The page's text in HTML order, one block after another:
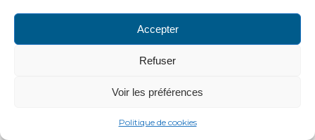
Accepter
Refuser
Voir les préférences
Politique de cookies